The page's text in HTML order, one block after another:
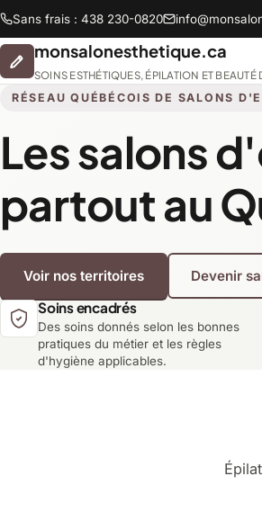
Sans frais : 438 230-0820
monsalonesthetique.ca
SOINS ESTHÉTIQUES, ÉPILATION ET
RÉSEAU QUÉBÉCOIS DE SALONS
Les salons
partout au
Voir nos territoires Devenir
Soins encadrés
Des soins donnés selon les bonnes
pratiques du métier et les règles
d'hygiène applicables.